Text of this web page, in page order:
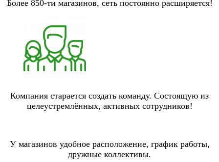
Более 850-ти магазинов, сеть постоянно расширяется!
Компания старается создать команду. Состоящую из
целеустремлённых, активных сотрудников!
У магазинов удобное расположение, график работы,
дружные коллективы.